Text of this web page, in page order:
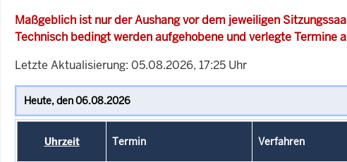
Maßgeblich ist nur der Aushang vor dem jeweiligen
Technisch bedingt werden aufgehobene und verlegte Termine
Letzte Aktualisierung: 05.08.2026, 17:25 Uhr
Uhrzeit Termin Verfahren